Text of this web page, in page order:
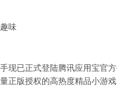
味
现已正式登陆腾讯应用宝官方
正版授权的高热度精品小游